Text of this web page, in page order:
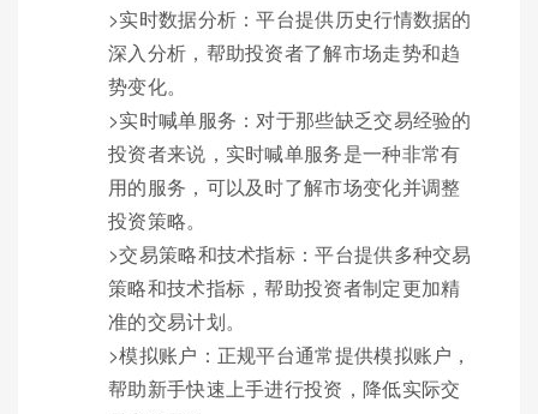
>实时数据分析：平台提供历史行情数据的
深入分析，帮助投资者了解市场走势和趋
势变化。
>实时喊单服务：对于那些缺乏交易经验的
投资者来说，实时喊单服务是一种非常有
用的服务，可以及时了解市场变化并调整
投资策略。
>交易策略和技术指标：平台提供多种交易
策略和技术指标，帮助投资者制定更加精
准的交易计划。
>模拟账户：正规平台通常提供模拟账户，
帮助新手快速上手进行投资，降低实际交